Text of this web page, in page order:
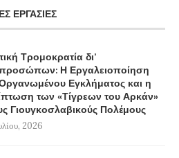
ΕΡΓΑΣΊΕΣ
Τρομοκρατία δι’
Η Εργαλειοποίηση
Εγκλήματος και η
των «Τίγρεων του Αρκάν»
Γιουγκοσλαβικούς Πολέμους
2026